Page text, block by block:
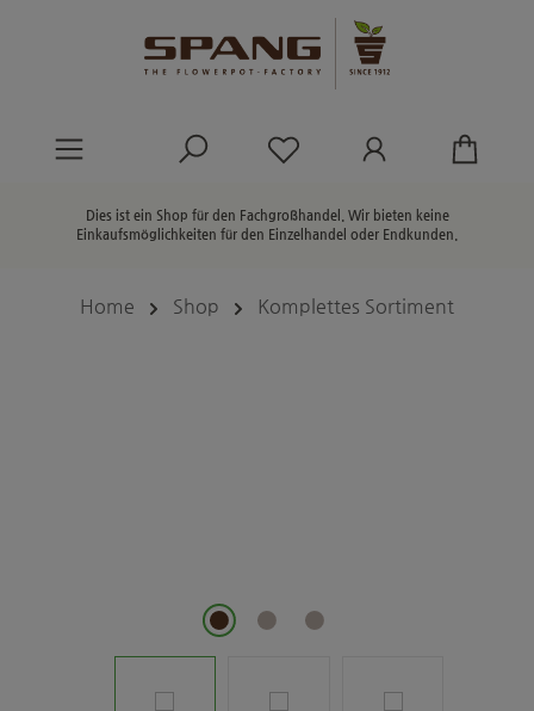
Du hast 0 Produkte
Dies ist ein Shop für den Fachgroßhandel. Wir bieten keine
Einkaufsmöglichkeiten für den Einzelhandel oder Endkunden.
Home Shop Komplettes Sortiment